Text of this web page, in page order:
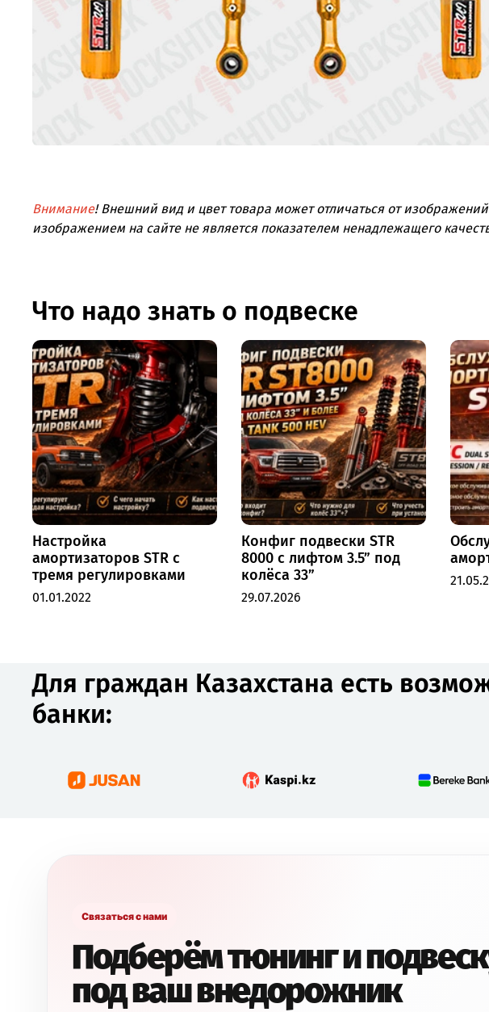
Внимание! Внешний вид и цвет товара может отличаться от
изображением на сайте не является показателем ненадлежащего
Что надо знать о подвеске
Настройка
амортизаторов STR с
тремя регулировками
01.01.2022
Конфиг подвески STR
8000 с лифтом 3.5” под
колёса 33”
29.07.2026
Для граждан Казахстана есть
банки:
Связаться с нами
Подберём тюнинг и
под ваш внедорожник